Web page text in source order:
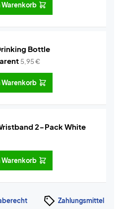
Warenkorb
Bottle
5,95€
Warenkorb
2-Pack White
Warenkorb
Zahlungsmittel